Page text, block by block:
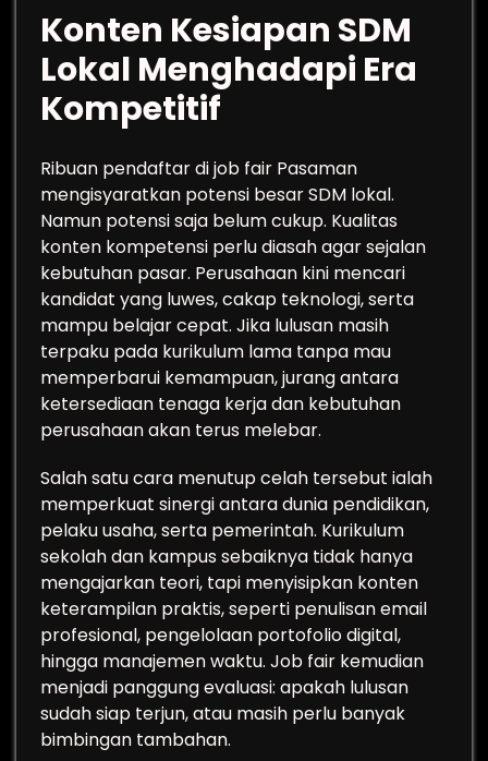
Konten Kesiapan SDM
Lokal Menghadapi Era
Kompetitif
Ribuan pendaftar di job fair Pasaman
mengisyaratkan potensi besar SDM lokal.
Namun potensi saja belum cukup. Kualitas
konten kompetensi perlu diasah agar sejalan
kebutuhan pasar. Perusahaan kini mencari
kandidat yang luwes, cakap teknologi, serta
mampu belajar cepat. Jika lulusan masih
terpaku pada kurikulum lama tanpa mau
memperbarui kemampuan, jurang antara
ketersediaan tenaga kerja dan kebutuhan
perusahaan akan terus melebar.
Salah satu cara menutup celah tersebut ialah
memperkuat sinergi antara dunia pendidikan,
pelaku usaha, serta pemerintah. Kurikulum
sekolah dan kampus sebaiknya tidak hanya
mengajarkan teori, tapi menyisipkan konten
keterampilan praktis, seperti penulisan email
profesional, pengelolaan portofolio digital,
hingga manajemen waktu. Job fair kemudian
menjadi panggung evaluasi: apakah lulusan
sudah siap terjun, atau masih perlu banyak
bimbingan tambahan.